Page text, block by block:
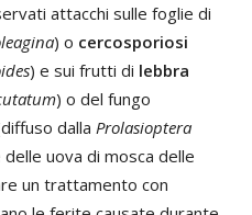
attacchi sulle foglie di
) o cercosporiosi
) e sui frutti di lebbra
) o del fungo
dalla Prolasioptera
uova di mosca delle
un trattamento con